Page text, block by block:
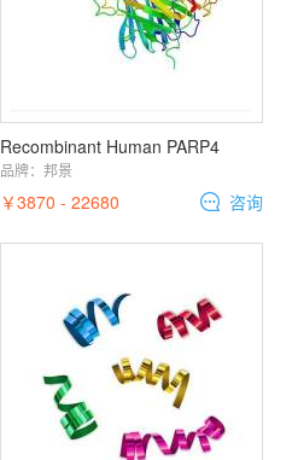
Recombinant Human PARP4
品牌： 邦景
￥3870 - 22680 咨询